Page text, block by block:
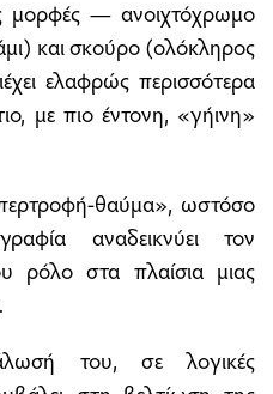
μορφές — ανοιχτόχρωμο
και σκούρο (ολόκληρος
ελαφρώς περισσότερα
με πιο έντονη, «γήινη»
θαύμα», ωστόσο
αναδεικνύει τον
ρόλο στα πλαίσια μιας
του, σε λογικές